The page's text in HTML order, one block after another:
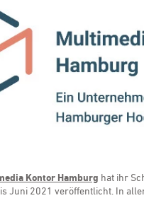
Kontor Hamburg hat ihr
Juni 2021 veröffentlicht. In